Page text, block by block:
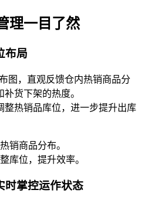
理一目了然
布局
图，直观反馈仓内热销商品分
货下架的热度。
整热销品库位，进一步提升出库
销商品分布。
库位，提升效率。
时掌控运作状态